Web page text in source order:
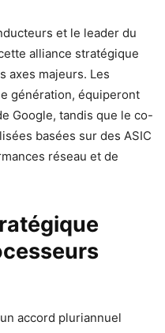
et le leader du
alliance stratégique
axes majeurs. Les
génération, équiperont
Google, tandis que le co-
basées sur des ASIC
réseau et de
accord pluriannuel